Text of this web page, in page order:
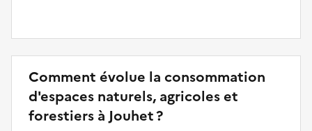
Comment évolue la consommation
d'espaces naturels, agricoles et
forestiers à Jouhet ?